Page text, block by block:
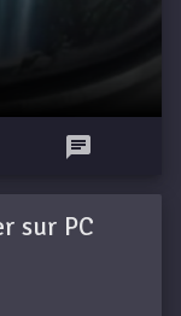
sur PC